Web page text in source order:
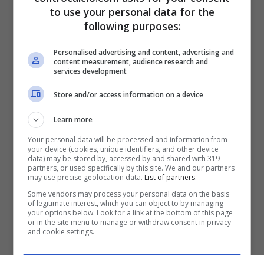
nel calcio europeo”.
Cardinale, dunque, con queste dichiarazioni
ha rassicurato i tifosi riguardo il
societario del Milan che resterà nelle mani
di RedBird.
Anche se, resta il punto interrogativo
riguardol’eventuale arrivo di nuovi soci
che possono supportare il progetto Milan con
nuovi capitali. Non è un mistero, infatti,
to use your personal data for the
following purposes:
Personalised advertising and content, advertising and
content measurement, audience research and
services development
Store and/or access information on a device
Learn more
Your personal data will be processed and information from
your device (cookies, unique identifiers, and other device
data) may be stored by, accessed by and shared with 319
partners, or used specifically by this site. We and our partners
may use precise geolocation data. List of partners.
Some vendors may process your personal data on the basis
of legitimate interest, which you can object to by managing
your options below. Look for a link at the bottom of this page
or in the site menu to manage or withdraw consent in privacy
and cookie settings.